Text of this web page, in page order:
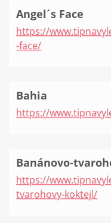
Angel´s Face
https://
-face/
Bahia
https://
Banánovo-
https://
tvarohovy-koktejl/